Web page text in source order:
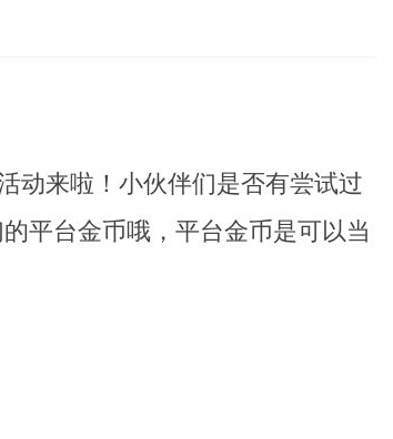
动来啦！小伙伴们是否有尝试过
平台金币哦，平台金币是可以当